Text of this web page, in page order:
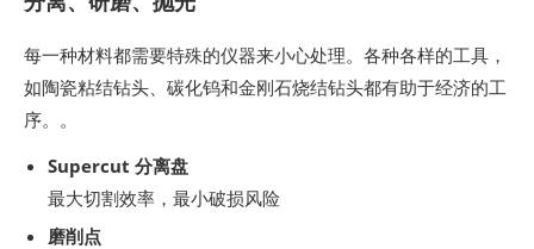
每一种材料都需要特殊的仪器来小心处理。各种各样的工具，
如陶瓷粘结钻头、碳化钨和金刚石烧结钻头都有助于经济的工
序。。
Supercut 分离盘
最大切割效率，最小破损风险
磨削点